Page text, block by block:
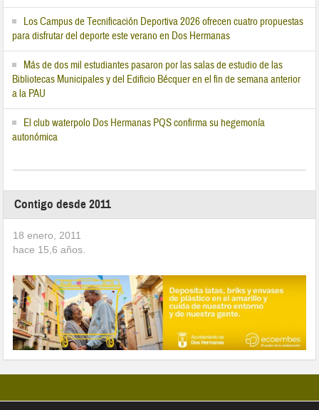
Los Campus de Tecnificación Deportiva 2026 ofrecen cuatro propuestas
para disfrutar del deporte este verano en Dos Hermanas
Más de dos mil estudiantes pasaron por las salas de estudio de las
Bibliotecas Municipales y del Edificio Bécquer en el fin de semana anterior
a la PAU
El club waterpolo Dos Hermanas PQS confirma su hegemonía
autonómica
Contigo desde 2011
18 enero, 2011
hace 15,6 años.